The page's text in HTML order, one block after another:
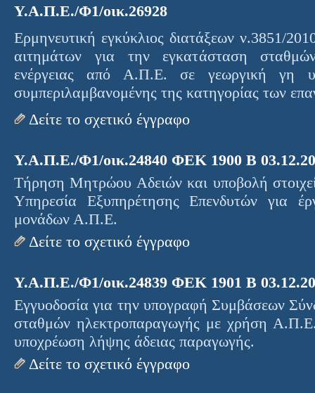
Υ.Α.Π.Ε./Φ1/οικ.26928
Ερμηνευτική εγκύκλιος διατάξεων ν.3851/
αιτημάτων για την εγκατάσταση
ενέργειας από Α.Π.Ε. σε γεωργική γη
συμπεριλαμβανομένης της κατηγορίας των
Δείτε το σχετικό έγγραφο
Υ.Α.Π.Ε./Φ1/οικ.24840 ΦΕΚ 1900 B
Τήρηση Μητρώου Αδειών και υποβολή
Υπηρεσία Εξυπηρέτησης Επενδυτών για
μονάδων Α.Π.Ε.
Δείτε το σχετικό έγγραφο
Υ.Α.Π.Ε./Φ1/οικ.24839 ΦΕΚ 1901 Β
Εγγυοδοσία για την υπογραφή Συμβάσεων
σταθμών ηλεκτροπαραγωγής με χρήση
υποχρέωση λήψης άδειας παραγωγής.
Δείτε το σχετικό έγγραφο